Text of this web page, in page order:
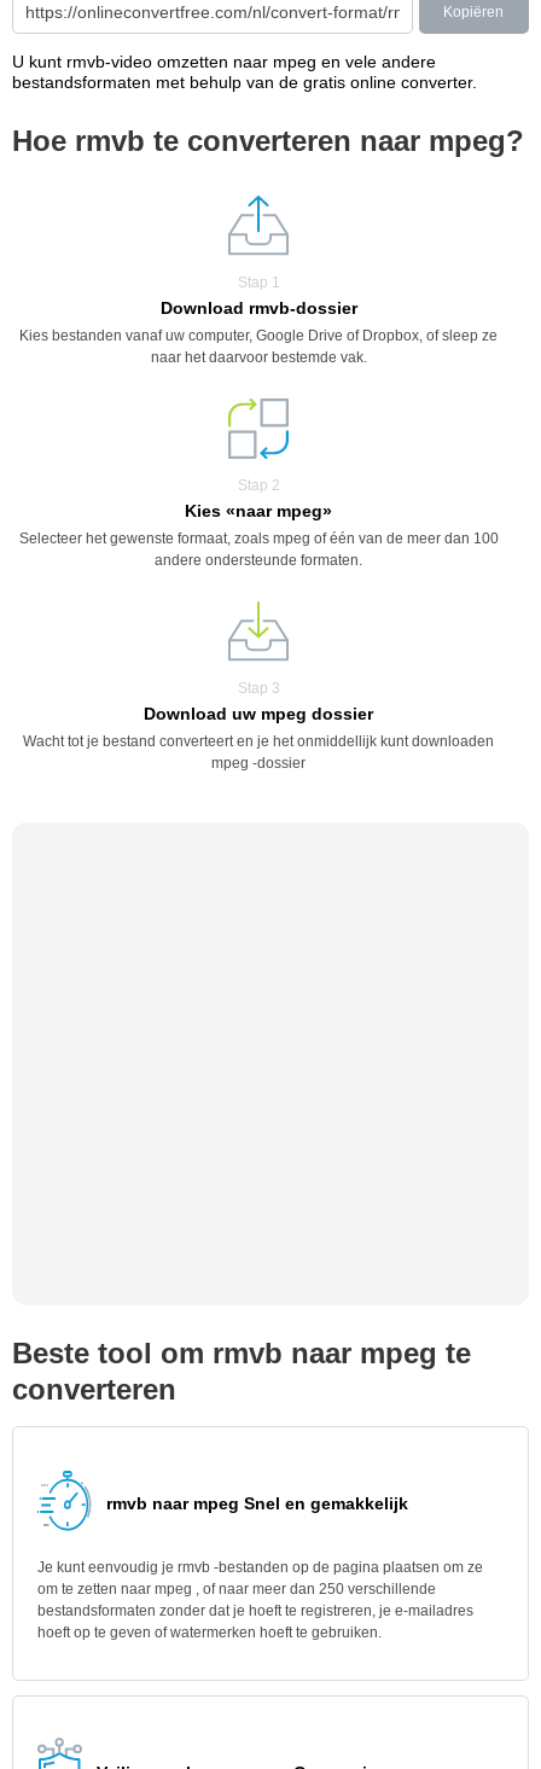
Kopiëren
U kunt rmvb-video omzetten naar mpeg en vele andere
bestandsformaten met behulp van de gratis online converter.
Hoe rmvb te converteren naar mpeg?
Stap 1
Download rmvb-dossier
Kies bestanden vanaf uw computer, Google Drive of Dropbox, of sleep ze
naar het daarvoor bestemde vak.
Stap 2
Kies «naar mpeg»
Selecteer het gewenste formaat, zoals mpeg of één van de meer dan 100
andere ondersteunde formaten.
Stap 3
Download uw mpeg dossier
Wacht tot je bestand converteert en je het onmiddellijk kunt downloaden
mpeg -dossier
Beste tool om rmvb naar mpeg te
converteren
rmvb naar mpeg Snel en gemakkelijk
Je kunt eenvoudig je rmvb -bestanden op de pagina plaatsen om ze
om te zetten naar mpeg , of naar meer dan 250 verschillende
bestandsformaten zonder dat je hoeft te registreren, je e-mailadres
hoeft op te geven of watermerken hoeft te gebruiken.